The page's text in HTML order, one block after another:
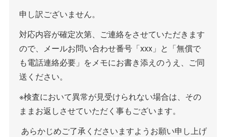
申し訳ございません。
対応内容が確定次第、ご連絡をさせていただきます
ので、メールお問い合わせ番号「xxx」と「無償で
も電話連絡必要」をメモにお書き添えのうえ、ご同
送ください。
※検査において異常が見受けられない場合は、その
ままお返しさせていただく事もございます。
あらかじめご了承くださいますようお願い申し上げ